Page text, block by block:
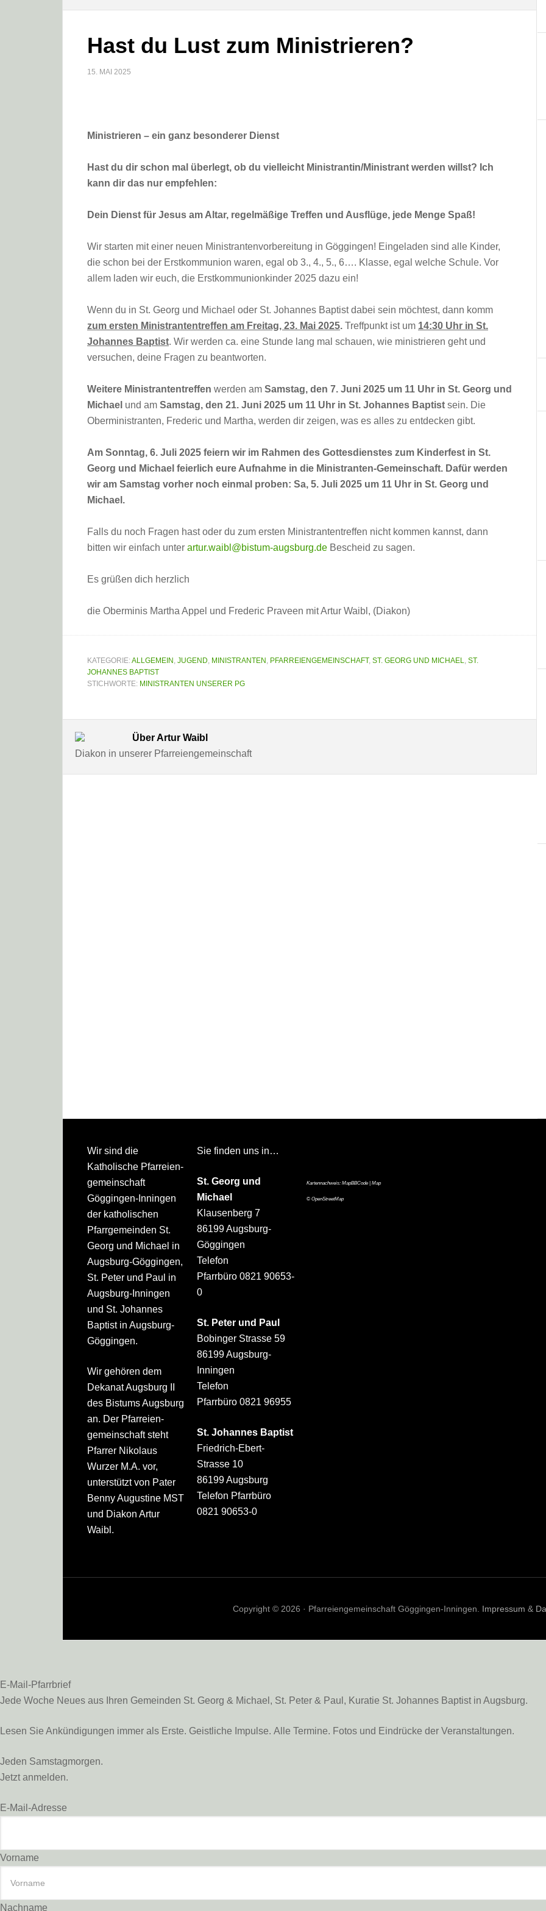
Hast du Lust zum Ministrieren?
15. MAI 2025
Ministrieren – ein ganz besonderer Dienst
Hast du dir schon mal überlegt, ob du vielleicht Ministrantin/Ministrant werden willst? Ich
kann dir das nur empfehlen:
Dein Dienst für Jesus am Altar, regelmäßige Treffen und Ausflüge, jede Menge Spaß!
Wir starten mit einer neuen Ministrantenvorbereitung in Göggingen! Eingeladen sind alle Kinder,
die schon bei der Erstkommunion waren, egal ob 3., 4., 5., 6…. Klasse, egal welche Schule. Vor
allem laden wir euch, die Erstkommunionkinder 2025 dazu ein!
Wenn du in St. Georg und Michael oder St. Johannes Baptist dabei sein möchtest, dann komm
zum ersten Ministrantentreffen am Freitag, 23. Mai 2025. Treffpunkt ist um 14:30 Uhr in St.
Johannes Baptist. Wir werden ca. eine Stunde lang mal schauen, wie ministrieren geht und
versuchen, deine Fragen zu beantworten.
Weitere Ministrantentreffen werden am Samstag, den 7. Juni 2025 um 11 Uhr in St. Georg und
Michael und am Samstag, den 21. Juni 2025 um 11 Uhr in St. Johannes Baptist sein. Die
Oberministranten, Frederic und Martha, werden dir zeigen, was es alles zu entdecken gibt.
Am Sonntag, 6. Juli 2025 feiern wir im Rahmen des Gottesdienstes zum Kinderfest in St.
Georg und Michael feierlich eure Aufnahme in die Ministranten-Gemeinschaft. Dafür werden
wir am Samstag vorher noch einmal proben: Sa, 5. Juli 2025 um 11 Uhr in St. Georg und
Michael.
Falls du noch Fragen hast oder du zum ersten Ministrantentreffen nicht kommen kannst, dann
bitten wir einfach unter artur.waibl@bistum-augsburg.de Bescheid zu sagen.
Es grüßen dich herzlich
die Oberminis Martha Appel und Frederic Praveen mit Artur Waibl, (Diakon)
KATEGORIE:ALLGEMEIN , JUGEND, MINISTRANTEN , PFARREIENGEMEINSCHAFT, ST. GEORG UND MICHAEL, ST.
JOHANNES BAPTIST
STICHWORTE: MINISTRANTEN UNSERER PG
ÜberArtur Waibl
Diakon in unserer Pfarreiengemeinschaft
Footer
Wir sind die
Katholische Pfarreien­
gemeinschaft
Göggingen-Inningen
der katholischen
Pfarrgemeinden St.
Georg und Michael in
Augsburg-Göggingen,
St. Peter und Paul in
Augsburg-Inningen
und St. Johannes
Baptist in Augsburg-
Göggingen.
Wir gehören dem
Dekanat Augsburg II
des Bistums Augsburg
an. Der Pfarreien­
gemeinschaft steht
Pfarrer Nikolaus
Wurzer M.A. vor,
unterstützt von Pater
Benny Augustine MST
und Diakon Artur
Waibl.
Sie finden uns in…
St. Georg und
Michael
Klausenberg 7
86199 Augsburg-
Göggingen
Telefon
Pfarrbüro 0821 90653-
0
St. Peter und Paul
Bobinger Strasse 59
86199 Augsburg-
Inningen
Telefon
Pfarrbüro 0821 96955
St. Johannes Baptist
Friedrich-Ebert-
Strasse 10
86199 Augsburg
Telefon Pfarrbüro
0821 90653-0
Kartennachweis: MapBBCode| Map
© OpenStreetMap
Copyright © 2026 · Pfarreiengemeinschaft Göggingen-Inningen. Impressum &
E-Mail-Pfarrbrief
Jede Woche Neues aus Ihren Gemeinden St. Georg & Michael, St. Peter & Paul, Kuratie St. Johannes Baptist in Augsburg.
Lesen Sie Ankündigungen immer als Erste. Geistliche Impulse. Alle Termine. Fotos und Eindrücke der Veranstaltungen.
Jeden Samstagmorgen.
Jetzt anmelden.
E-Mail-Adresse
Vorname
Nachname